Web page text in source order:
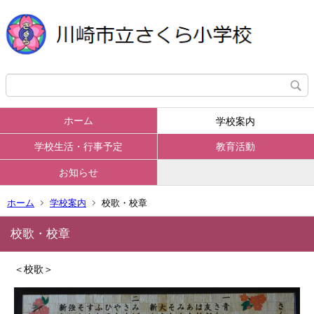
ホーム 学校案内
学校生活・行事予定 教育活動
お知らせ
ホーム 学校案内 校歌・校章
校歌・校章
＜校歌＞